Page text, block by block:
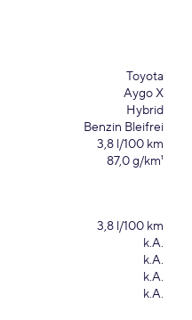
Toyota
Aygo X
Hybrid
Benzin Bleifrei
3,8 l/100 km
87,0 g/km¹
3,8 l/100 km
k.A.
k.A.
k.A.
k.A.